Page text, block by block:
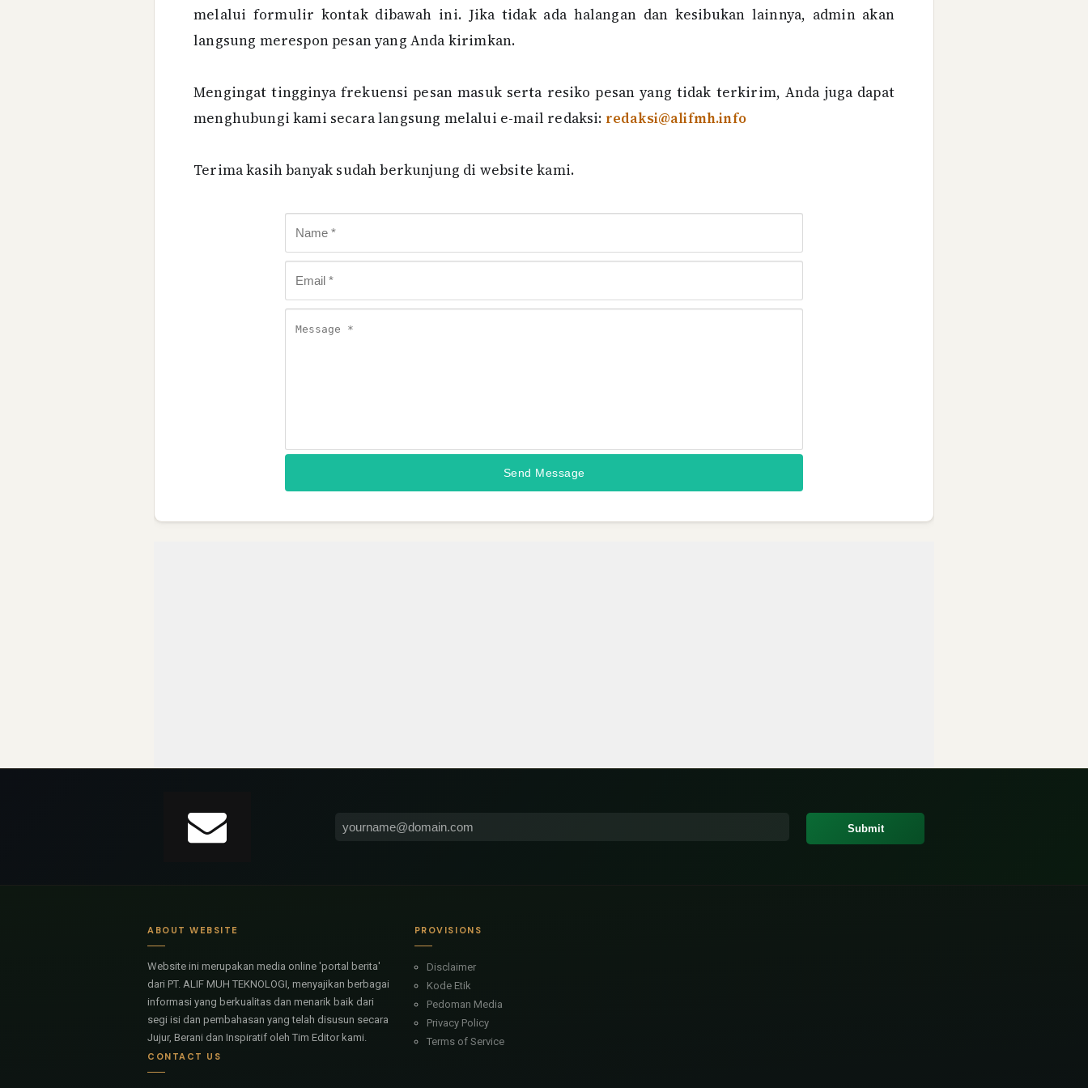
melalui formulir kontak dibawah ini. Jika tidak ada halangan dan kesibukan lainnya, admin akan
langsung merespon pesan yang Anda kirimkan.
Mengingat tingginya frekuensi pesan masuk serta resiko pesan yang tidak terkirim, Anda juga dapat
menghubungi kami secara langsung melalui e-mail redaksi: redaksi@alifmh.info
Terima kasih banyak sudah berkunjung di website kami.
ABOUT WEBSITE
Website ini merupakan media online 'portal berita'
dari PT. ALIF MUH TEKNOLOGI, menyajikan berbagai
informasi yang berkualitas dan menarik baik dari
segi isi dan pembahasan yang telah disusun secara
Jujur, Berani dan Inspiratif oleh Tim Editor kami.
PROVISIONS
Disclaimer
Kode Etik
Pedoman Media
Privacy Policy
Terms of Service
CONTACT US